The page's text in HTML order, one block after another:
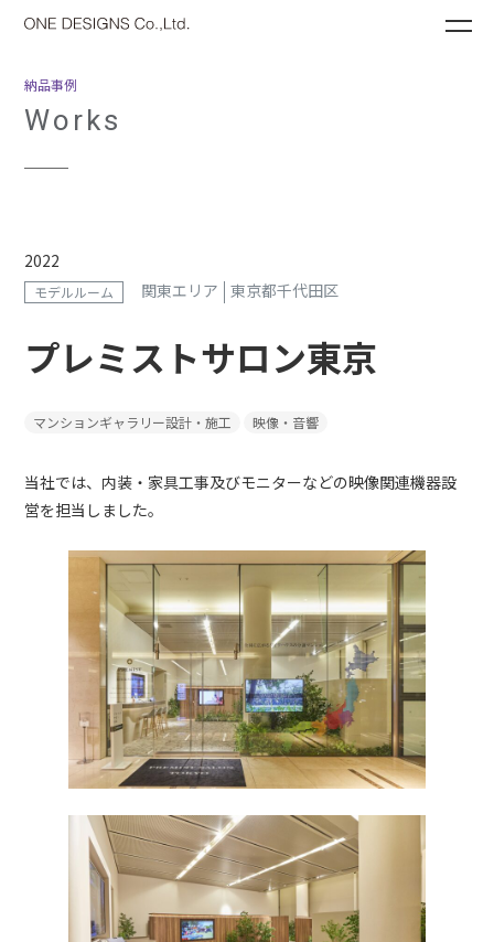
納品事例
Works
2022
モデルルーム 関東エリア 東京都千代田区
プレミストサロン東京
マンションギャラリー設計・施工 映像・音響
当社では、内装・家具工事及びモニターなどの映像関連機器設
営を担当しました。